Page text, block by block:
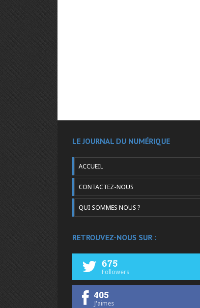
LE JOURNAL DU NUMÉRIQUE
ACCUEIL
CONTACTEZ-NOUS
QUI SOMMES NOUS ?
RETROUVEZ-NOUS SUR :
675
Followers
405
J'aimes